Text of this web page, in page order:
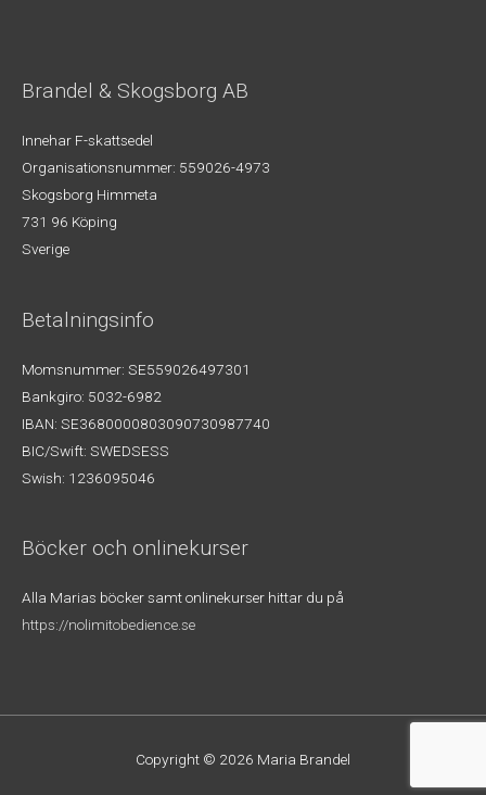
Brandel & Skogsborg AB
Innehar F-skattsedel
Organisationsnummer: 559026-4973
Skogsborg Himmeta
731 96 Köping
Sverige
Betalningsinfo
Momsnummer: SE559026497301
Bankgiro: 5032-6982
IBAN: SE3680000803090730987740
BIC/Swift: SWEDSESS
Swish: 1236095046
Böcker och onlinekurser
Alla Marias böcker samt onlinekurser hittar du på
https://nolimitobedience.se
Copyright © 2026 Maria Brandel